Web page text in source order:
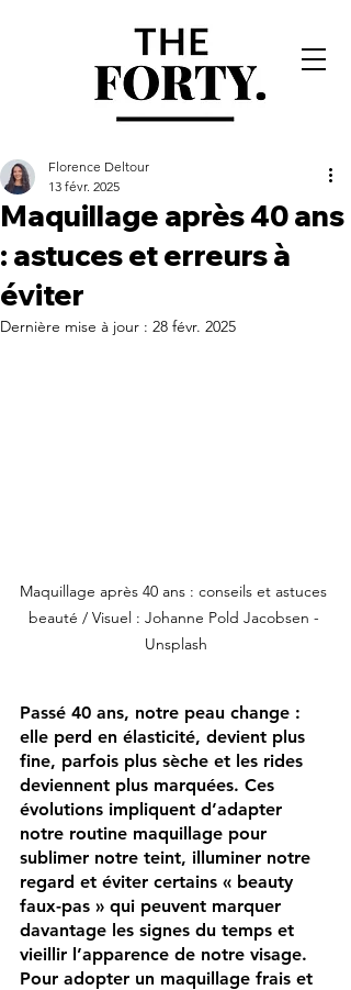
Maquillage après 40 ans
: astuces et erreurs à
éviter
Florence Deltour
13 févr. 2025
Dernière mise à jour : 28 févr. 2025
Maquillage après 40 ans : conseils et astuces
beauté / Visuel : Johanne Pold Jacobsen -
Unsplash
Passé 40 ans, notre peau change :
elle perd en élasticité, devient plus
fine, parfois plus sèche et les rides
deviennent plus marquées. Ces
évolutions impliquent d’adapter
notre routine maquillage pour
sublimer notre teint, illuminer notre
regard et éviter certains « beauty
faux-pas » qui peuvent marquer
davantage les signes du temps et
vieillir l’apparence de notre visage.
Pour adopter un maquillage frais et